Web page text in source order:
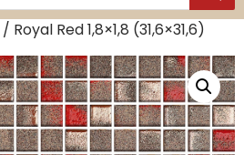
/ Royal Red 1,8×1,8 (31,6×31,6)